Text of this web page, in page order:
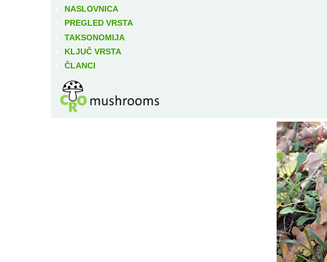
NASLOVNICA
PREGLED VRSTA
TAKSONOMIJA
KLJUČ VRSTA
ČLANCI